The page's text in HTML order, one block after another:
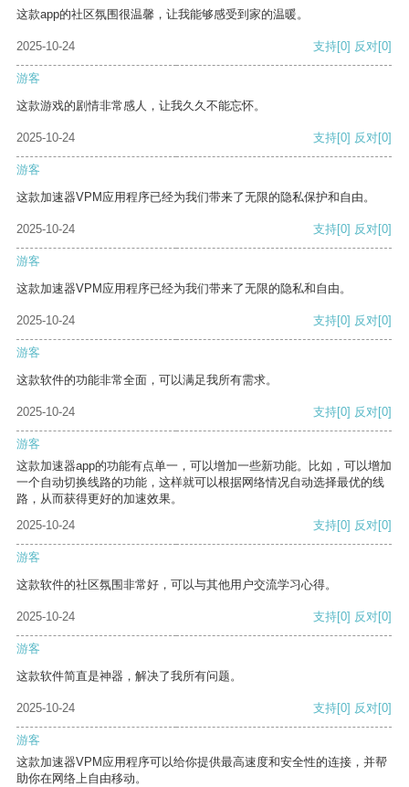
这款app的社区氛围很温馨，让我能够感受到家的温暖。
2025-10-24 支持[0] 反对[0]
游客
这款游戏的剧情非常感人，让我久久不能忘怀。
2025-10-24 支持[0] 反对[0]
游客
这款加速器VPM应用程序已经为我们带来了无限的隐私保护和自由。
2025-10-24 支持[0] 反对[0]
游客
这款加速器VPM应用程序已经为我们带来了无限的隐私和自由。
2025-10-24 支持[0] 反对[0]
游客
这款软件的功能非常全面，可以满足我所有需求。
2025-10-24 支持[0] 反对[0]
游客
这款加速器app的功能有点单一，可以增加一些新功能。比如，可以增加
一个自动切换线路的功能，这样就可以根据网络情况自动选择最优的线
路，从而获得更好的加速效果。
2025-10-24
支持[0] 反对[0]
游客
这款软件的社区氛围非常好，可以与其他用户交流学习心得。
2025-10-24 支持[0] 反对[0]
游客
这款软件简直是神器，解决了我所有问题。
2025-10-24 支持[0] 反对[0]
游客
这款加速器VPM应用程序可以给你提供最高速度和安全性的连接，并帮
助你在网络上自由移动。